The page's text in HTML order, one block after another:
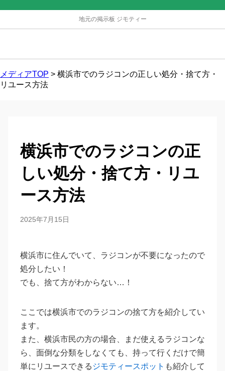
地元の掲示板 ジモティー
メディアTOP > 横浜市でのラジコンの正しい処分・捨て方・
リユース方法
横浜市でのラジコンの正
しい処分・捨て方・リユ
ース方法
2025年7月15日
横浜市に住んでいて、ラジコンが不要になったので
処分したい！
でも、捨て方がわからない…！
ここでは横浜市でのラジコンの捨て方を紹介してい
ます。
また、横浜市民の方の場合、まだ使えるラジコンな
ら、面倒な分類をしなくても、持って行くだけで簡
単にリユースできる ジモティースポット も紹介して